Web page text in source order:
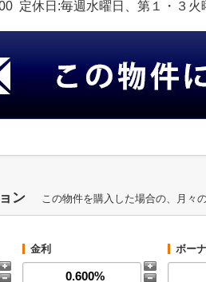
定休日:毎週水曜日、第１・３火
ン この物件を購入した場合の、月々
金利 ボー